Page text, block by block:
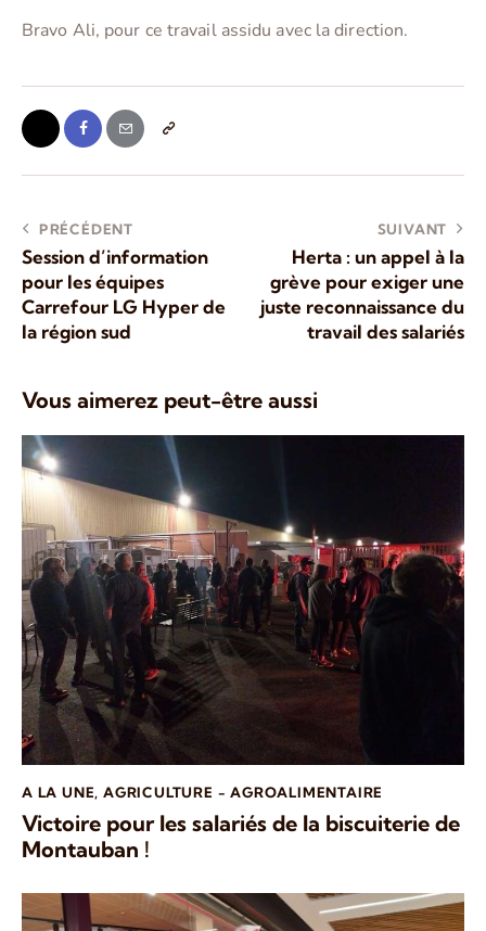
Bravo Ali, pour ce travail assidu avec la direction.
PRÉCÉDENT
Session d’information
pour les équipes
Carrefour LG Hyper de
la région sud
SUIVANT
Herta : un appel à la
grève pour exiger une
juste reconnaissance du
travail des salariés
Vous aimerez peut-être aussi
A LA UNE,AGRICULTURE - AGROALIMENTAIRE
Victoire pour les salariés de la biscuiterie de
Montauban !